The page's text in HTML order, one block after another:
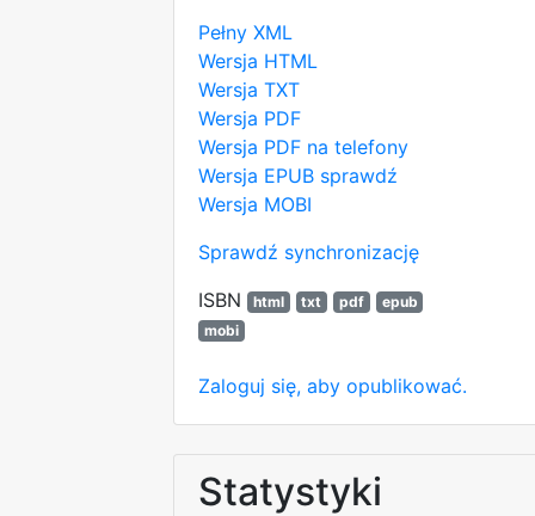
Pełny XML
Wersja HTML
Wersja TXT
Wersja PDF
Wersja PDF na telefony
Wersja EPUB sprawdź
Wersja MOBI
Sprawdź synchronizację
ISBN
html txt pdf
epub
mobi
Zaloguj się, aby opublikować.
Statystyki